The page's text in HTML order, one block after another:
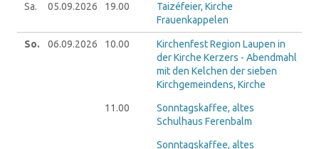
Sa. 05.09.2026 19.00
Taizéfeier, Kirche
Frauenkappelen
So. 06.09.2026 10.00
Kirchenfest Region Laupen in
der Kirche Kerzers - Abendmahl
mit den Kelchen der sieben
Kirchgemeindens, Kirche
11.00
Sonntagskaffee, altes
Schulhaus Ferenbalm
Sonntagskaffee, altes